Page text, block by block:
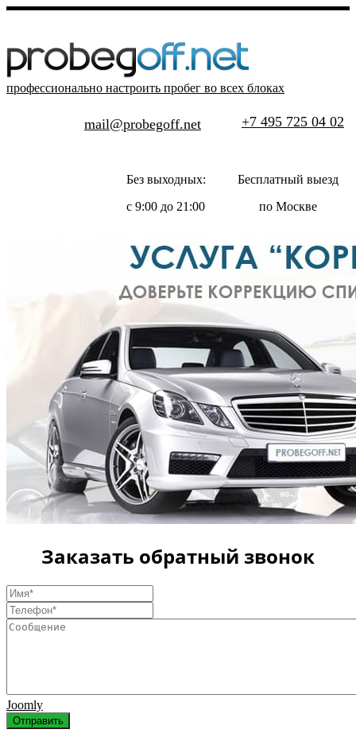
профессионально настроить пробег во всех блоках
+7 495 725 04 02
mail@probegoff.net
Бесплатный выезд
по Москве
Без выходных:
с 9:00 до 21:00
Заказать обратный звонок
Joomly
Отправить